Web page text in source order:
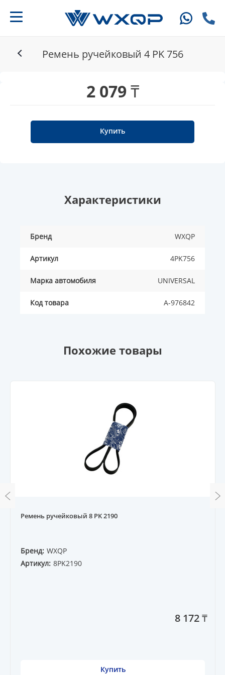
Ремень ручейковый 4 PK 756
2 079 ₸
Купить
Характеристики
Бренд WXQP
Артикул 4PK756
Марка автомобиля UNIVERSAL
Код товара A-976842
Похожие товары
Ремень ручейковый 8 PK 2190
Бренд: WXQP
Артикул: 8PK2190
8 172 ₸
Купить